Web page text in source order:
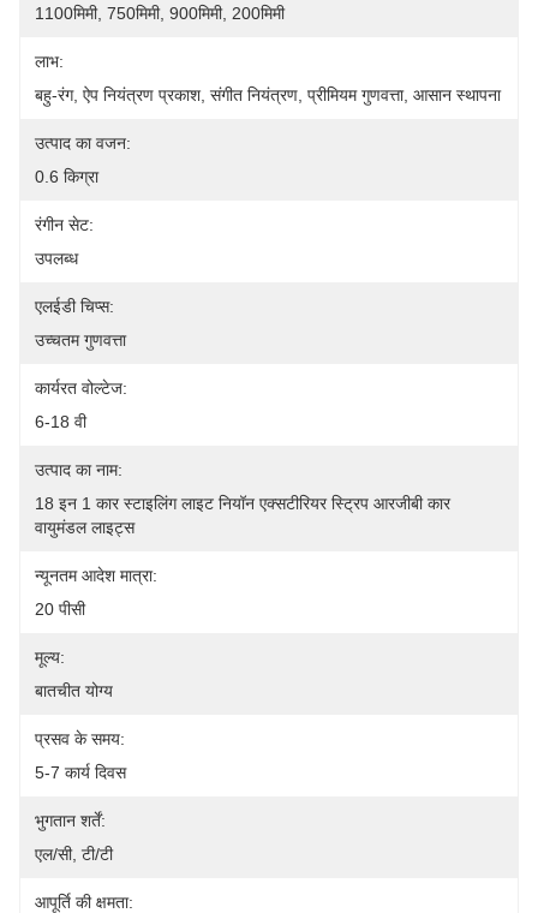
1100मिमी, 750मिमी, 900मिमी, 200मिमी
लाभ:
बहु-रंग, ऐप नियंत्रण प्रकाश, संगीत नियंत्रण, प्रीमियम गुणवत्ता, आसान स्थापना
उत्पाद का वजन:
0.6 किग्रा
रंगीन सेट:
उपलब्ध
एलईडी चिप्स:
उच्चतम गुणवत्ता
कार्यरत वोल्टेज:
6-18 वी
उत्पाद का नाम:
18 इन 1 कार स्टाइलिंग लाइट नियॉन एक्सटीरियर स्ट्रिप आरजीबी कार
वायुमंडल लाइट्स
न्यूनतम आदेश मात्रा:
20 पीसी
मूल्य:
बातचीत योग्य
प्रसव के समय:
5-7 कार्य दिवस
भुगतान शर्तें:
एल/सी, टी/टी
आपूर्ति की क्षमता: